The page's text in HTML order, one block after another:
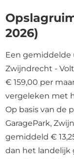
2026)
Een gemiddelde
Zwijndrecht -
€ 159,00 per
vergeleken met
Op basis van de
GaragePark,
gemiddeld €
dan het landelijk